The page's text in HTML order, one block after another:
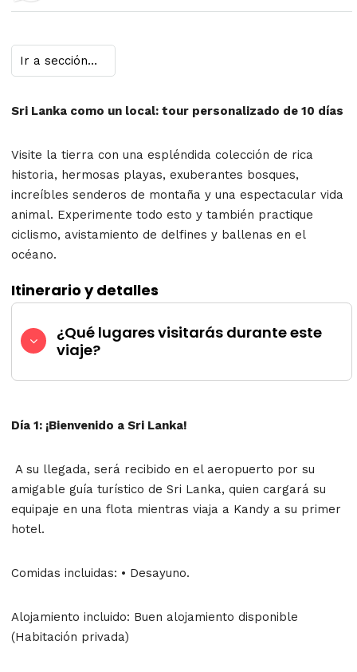
Sri Lanka como un local: tour personalizado de 10 días
Visite la tierra con una espléndida colección de rica
historia, hermosas playas, exuberantes bosques,
increíbles senderos de montaña y una espectacular vida
animal. Experimente todo esto y también practique
ciclismo, avistamiento de delfines y ballenas en el
océano.
Itinerario y detalles
¿Qué lugares visitarás durante este
viaje?
Día 1: ¡Bienvenido a Sri Lanka!
A su llegada, será recibido en el aeropuerto por su
amigable guía turístico de Sri Lanka, quien cargará su
equipaje en una flota mientras viaja a Kandy a su primer
hotel.
Comidas incluidas: • Desayuno.
Alojamiento incluido: Buen alojamiento disponible
(Habitación privada)